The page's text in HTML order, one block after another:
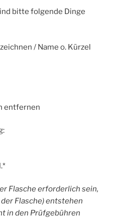
bitte folgende Dinge
/ Name o. Kürzel
entfernen
Flasche erforderlich sein,
Flasche) entstehen
in den Prüfgebühren